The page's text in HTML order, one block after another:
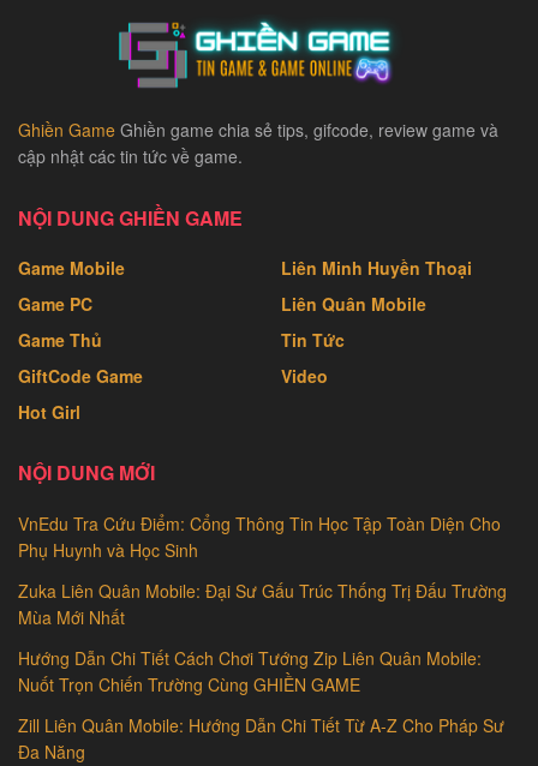
Ghiền Game Ghiền game chia sẻ tips, gifcode, review game và
cập nhật các tin tức về game.
NỘI DUNG GHIỀN GAME
Game Mobile
Game PC
Game Thủ
GiftCode Game
Hot Girl
Liên Minh Huyền Thoại
Liên Quân Mobile
Tin Tức
Video
NỘI DUNG MỚI
VnEdu Tra Cứu Điểm: Cổng Thông Tin Học Tập Toàn Diện Cho
Phụ Huynh và Học Sinh
Zuka Liên Quân Mobile: Đại Sư Gấu Trúc Thống Trị Đấu Trường
Mùa Mới Nhất
Hướng Dẫn Chi Tiết Cách Chơi Tướng Zip Liên Quân Mobile:
Nuốt Trọn Chiến Trường Cùng GHIỀN GAME
Zill Liên Quân Mobile: Hướng Dẫn Chi Tiết Từ A-Z Cho Pháp Sư
Đa Năng